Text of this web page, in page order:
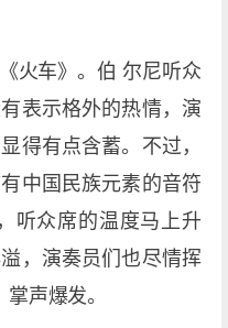
火车》。伯 尔尼听众
表示格外的热情，演
得有点含蓄。不过，
中国民族元素的音符
听众席的温度马上升
，演奏员们也尽情挥
声爆发。